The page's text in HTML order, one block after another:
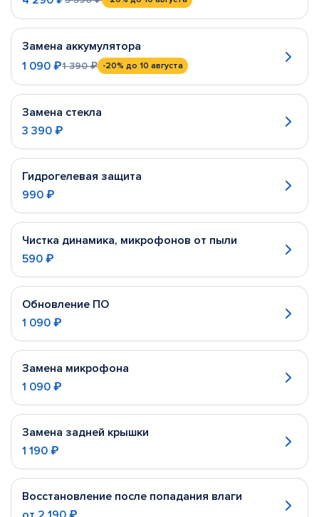
Замена аккумулятора
1 090 ₽1 390 ₽ -20% до 10 августа
Замена стекла
3 390 ₽
Гидрогелевая защита
990 ₽
Чистка динамика, микрофонов от пыли
590 ₽
Обновление ПО
1 090 ₽
Замена микрофона
1 090 ₽
Замена задней крышки
1 190 ₽
Восстановление после попадания влаги